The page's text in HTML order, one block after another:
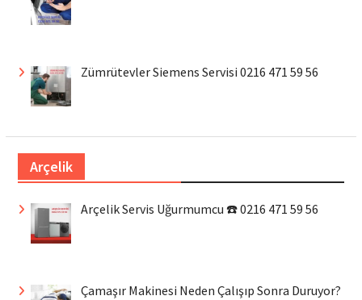
Zümrütevler Siemens Servisi 0216 471 59 56
Arçelik
Arçelik Servis Uğurmumcu ☎️ 0216 471 59 56
Çamaşır Makinesi Neden Çalışıp Sonra Duruyor?